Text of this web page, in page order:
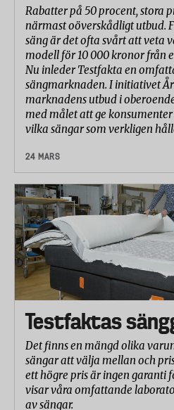
Rabatter på 50 procent, stora
närmast oöverskådligt utbud.
säng är det ofta svårt att veta
modell för 10 000 kronor från
Nu inleder Testfakta en
sängmarknaden. I initiativet
marknadens utbud i
med målet att ge
vilka sängar som verkligen
24 MARS
Testfaktas
Det finns en mängd olika
sängar att välja mellan och
ett högre pris är ingen garanti
visar våra omfattande
av sängar.